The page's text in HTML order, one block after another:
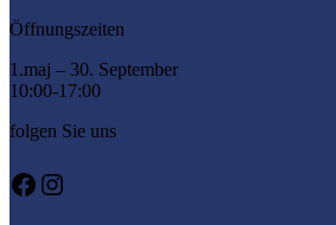
Öffnungszeiten
1.maj – 30. September
10:00-17:00
folgen Sie uns
Facebook
Instagram